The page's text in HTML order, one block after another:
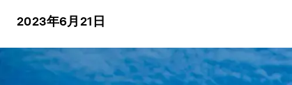
2023年6月21日